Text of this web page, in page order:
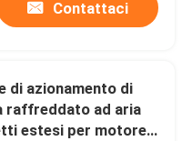
Contattaci
di azionamento di
raffreddato ad aria
estesi per motore